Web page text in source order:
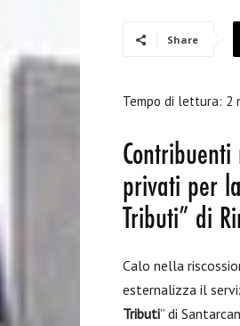
Share
Tempo di lettura: 2
Contribuenti
privati per
Tributi” di
Calo nella
esternalizza il
Tributi” di